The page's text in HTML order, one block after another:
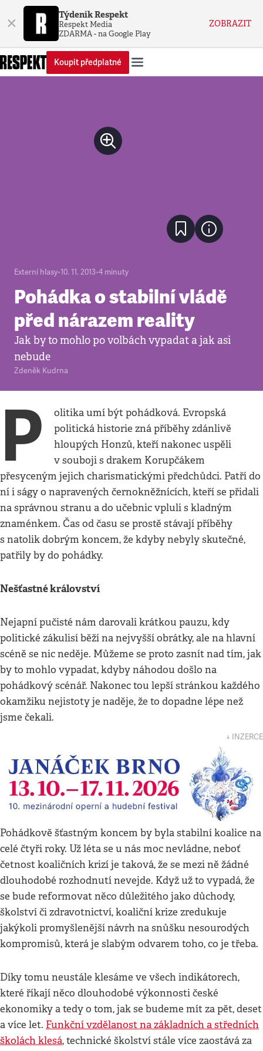
× Týdeník Respekt
Respekt Media
ZDARMA - na Google Play
ZOBRAZIT
Koupit předplatné
Externí hlasy•10. 11. 2013•4 minuty
Pohádka o stabilní vládě
před nárazem reality
Jak by to mohlo po volbách vypadat a jak asi
nebude
Zdeněk Kudrna
P
olitika umí být pohádková. Evropská
politická historie zná příběhy zdánlivě
hloupých Honzů, kteří nakonec uspěli
v souboji s drakem Korupčákem
přesyceným jejich charismatickými předchůdci. Patří do
ní i ságy o napravených černokněžnících, kteří se přidali
na správnou stranu a do učebnic vpluli s kladným
znaménkem. Čas od času se prostě stávají příběhy
s natolik dobrým koncem, že kdyby nebyly skutečné,
patřily by do pohádky.
Nešťastné království
Nejapní pučisté nám darovali krátkou pauzu, kdy
politické zákulisí běží na nejvyšší obrátky, ale na hlavní
scéně se nic neděje. Můžeme se proto zasnít nad tím, jak
by to mohlo vypadat, kdyby náhodou došlo na
pohádkový scénář. Nakonec tou lepší stránkou každého
okamžiku nejistoty je naděje, že to dopadne lépe než
jsme čekali.
↓ INZERCE
Pohádkově šťastným koncem by byla stabilní koalice na
celé čtyři roky. Už léta se u nás moc nevládne, neboť
četnost koaličních krizí je taková, že se mezi ně žádné
dlouhodobé rozhodnutí nevejde. Když už to vypadá, že
se bude reformovat něco důležitého jako důchody,
školství či zdravotnictví, koaliční krize zredukuje
jakýkoli promyšlenější návrh na snůšku nesourodých
kompromisů, která je slabým odvarem toho, co je třeba.
Díky tomu neustále klesáme ve všech indikátorech,
které říkají něco dlouhodobé výkonnosti české
ekonomiky a tedy o tom, jak se budeme mít za pět, deset
a více let. Funkční vzdělanost na základních a středních
školách klesá, technické školství stále více zaostává za